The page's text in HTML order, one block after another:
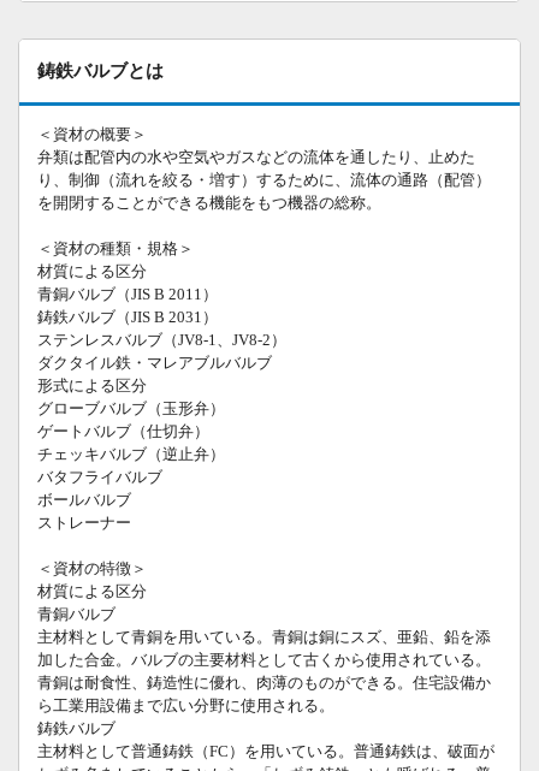
鋳鉄バルブとは
＜資材の概要＞
弁類は配管内の水や空気やガスなどの流体を通したり、止めた
り、制御（流れを絞る・増す）するために、流体の通路（配管）
を開閉することができる機能をもつ機器の総称。
＜資材の種類・規格＞
材質による区分
青銅バルブ（JIS B 2011）
鋳鉄バルブ（JIS B 2031）
ステンレスバルブ（JV8-1、JV8-2）
ダクタイル鉄・マレアブルバルブ
形式による区分
グローブバルブ（玉形弁）
ゲートバルブ（仕切弁）
チェッキバルブ（逆止弁）
バタフライバルブ
ボールバルブ
ストレーナー
＜資材の特徴＞
材質による区分
青銅バルブ
主材料として青銅を用いている。青銅は銅にスズ、亜鉛、鉛を添
加した合金。バルブの主要材料として古くから使用されている。
青銅は耐食性、鋳造性に優れ、肉薄のものができる。住宅設備か
ら工業用設備まで広い分野に使用される。
鋳鉄バルブ
主材料として普通鋳鉄（FC）を用いている。普通鋳鉄は、破面が